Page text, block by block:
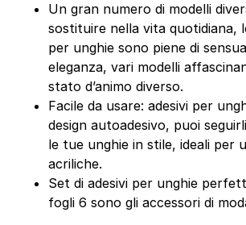
Un gran numero di modelli
sostituire nella vita quotidiana,
per unghie sono piene di
eleganza, vari modelli
stato d’animo diverso.
Facile da usare: adesivi per
design autoadesivo, puoi
le tue unghie in stile, ideali per
acriliche.
Set di adesivi per unghie
fogli 6 sono gli accessori di